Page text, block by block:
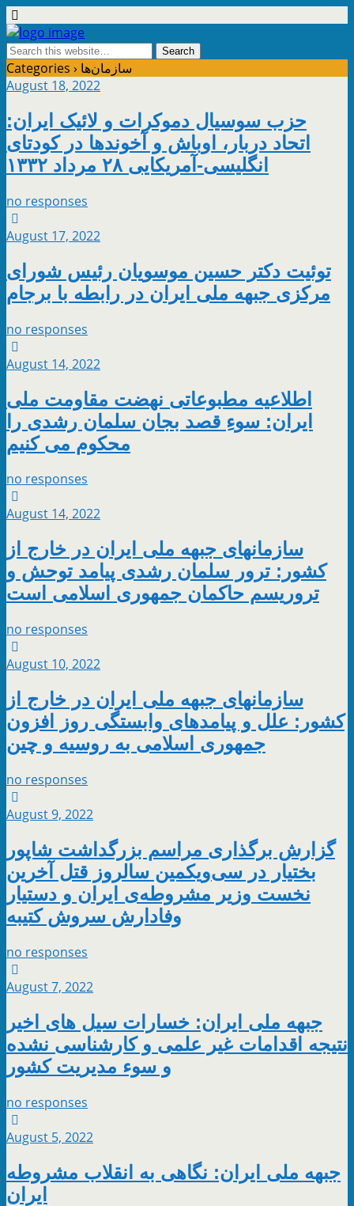
Categories › سازمان‌ها
August 18, 2022
حزب سوسیال دموکرات و لائیک ایران:
اتحاد دربار، اوباش و آخوندها در کودتای
انگلیسی-آمریکایی ۲۸ مرداد ۱۳۳۲
no responses
August 17, 2022
توئیت دکتر حسین موسویان رئیس شورای
مرکزی جبهه ملی ایران در رابطه با برجام
no responses
August 14, 2022
اطلاعیه مطبوعاتی نهضت مقاومت ملی
ایران: سوءِ قصد بجان سلمان رشدی را
محکوم می کنیم
no responses
August 14, 2022
سازمانهای جبهه ملی ایران در خارج از
کشور: ترور سلمان رشدی پیامد توحش و
تروریسم حاکمان جمهوری اسلامی است
no responses
August 10, 2022
سازمانهای جبهه ملی ایران در خارج از
کشور: علل و پیامدهای وابستگی روز افزون
جمهوری اسلامی به روسیه و چین
no responses
August 9, 2022
گزارش برگذاری مراسم بزرگداشت شاپور
بختیار در سی‌ویکمین سالروز قتل آخرین
نخست وزیر مشروطه‌ی ایران و دستیار
وفادارش سروش کتیبه
no responses
August 7, 2022
جبهه ملی ایران: خسارات سیل های اخیر
نتیجه اقدامات غیر علمی و کارشناسی نشده
و سوء مدیریت کشور
no responses
August 5, 2022
جبهه ملی ایران: نگاهی به انقلاب مشروطه
ایران